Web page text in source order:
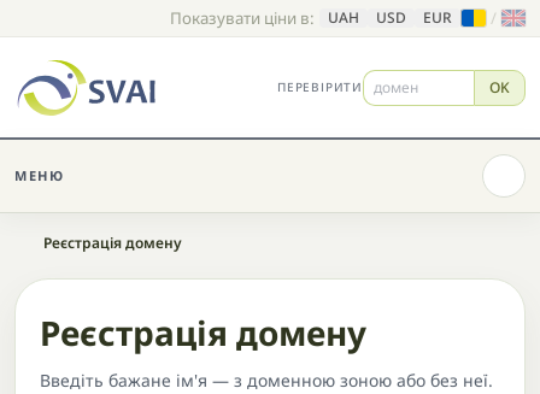
Показувати ціни в: UAH USD EUR /
ПЕРЕВІРИТИ OK
МЕНЮ
Головна
Реєстрація домену
Реєстрація домену
Введіть бажане ім'я — з доменною зоною або без неї.